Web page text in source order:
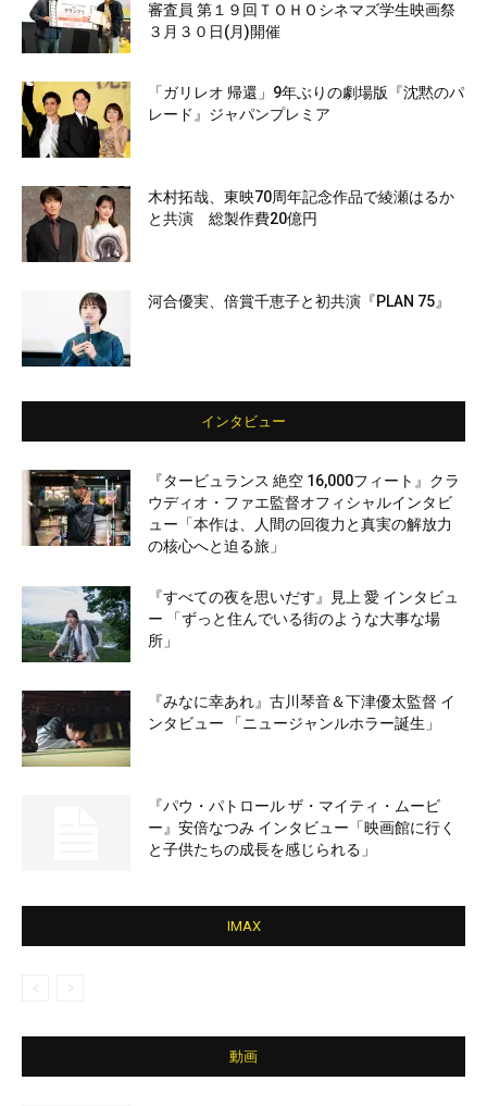
審査員 第１９回ＴＯＨＯシネマズ学生映画祭
３月３０日(月)開催
「ガリレオ 帰還」9年ぶりの劇場版『沈黙のパ
レード』ジャパンプレミア
木村拓哉、東映70周年記念作品で綾瀬はるか
と共演 総製作費20億円
河合優実、倍賞千恵子と初共演『PLAN 75』
インタビュー
『タービュランス 絶空 16,000フィート』クラ
ウディオ・ファエ監督オフィシャルインタビ
ュー「本作は、人間の回復力と真実の解放力
の核心へと迫る旅」
『すべての夜を思いだす』見上 愛 インタビュ
ー 「ずっと住んでいる街のような大事な場
所」
『みなに幸あれ』古川琴音＆下津優太監督 イ
ンタビュー 「ニュージャンルホラー誕生」
『パウ・パトロール ザ・マイティ・ムービ
ー』安倍なつみ インタビュー「映画館に行く
と子供たちの成長を感じられる」
IMAX
動画